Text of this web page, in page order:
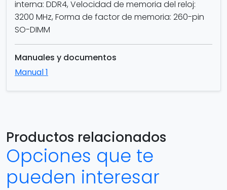
interna: DDR4, Velocidad de memoria del reloj:
3200 MHz, Forma de factor de memoria: 260-pin
SO-DIMM
Manuales y documentos
Manual 1
Productos relacionados
Opciones que te
pueden interesar